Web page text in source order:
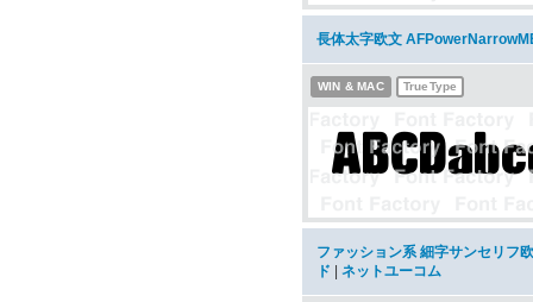
長体太字欧文
WIN & MAC TrueType
ファッション系 細字サンセリフ
ド
ネットユーコム